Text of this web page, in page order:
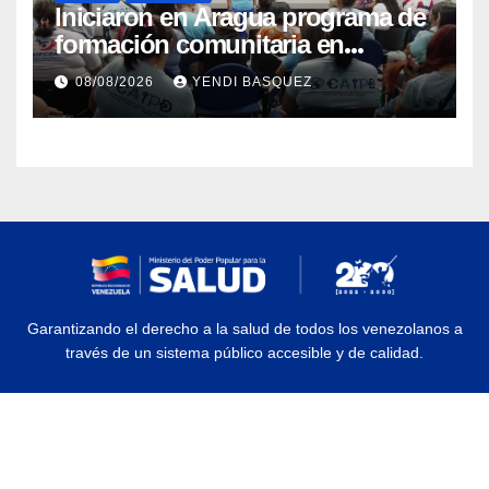
Iniciaron en Aragua programa de
formación comunitaria en
atención a personas con
discapacidad
08/08/2026 YENDI BASQUEZ
Garantizando el derecho a la salud de todos los venezolanos a
través de un sistema público accesible y de calidad.